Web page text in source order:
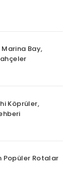
Bay,
Köprüler,
Popüler Rotalar